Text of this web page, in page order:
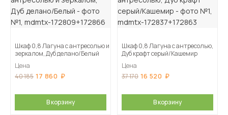
Шкаф 0,8 Лагуна с антресолью и
зеркалом, Дуб делано/Белый
Цена
40 185 17 860
В корзину
Шкаф 0,8 Лагуна с антресолью,
Дуб крафт серый/Кашемир
Цена
37 170 16 520
В корзину